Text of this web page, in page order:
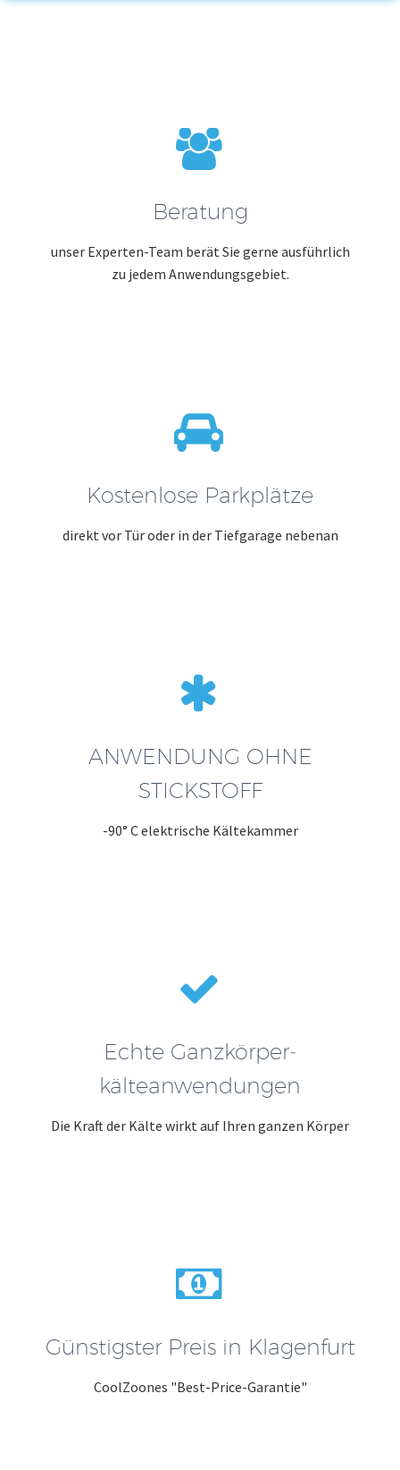


Beratung
unser Experten-Team berät Sie gerne ausführlich
zu jedem Anwendungsgebiet.


Kostenlose Parkplätze
direkt vor Tür oder in der Tiefgarage nebenan


ANWENDUNG OHNE
STICKSTOFF
-90° C elektrische Kältekammer


Echte Ganzkörper­
kälteanwendungen
Die Kraft der Kälte wirkt auf Ihren ganzen Körper


Günstigster Preis in Klagenfurt
CoolZoones "Best-Price-Garantie"
© 2023 Coolzoone.at ·Impressum·Datenschutzerklärung